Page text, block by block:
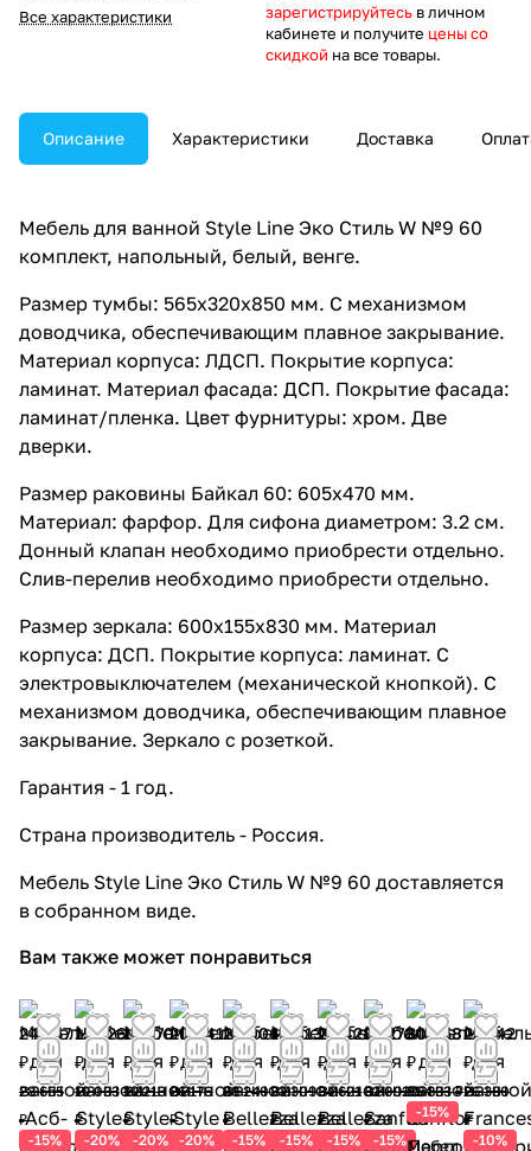
Все характеристики
зарегистрируйтесь в личном
кабинете и получите цены со
скидкой на все товары.
Описание Характеристики Доставка
Мебель для ванной Style Line Эко Стиль W №9 60
комплект, напольный, белый, венге.
Размер тумбы: 565x320x850 мм. С механизмом
доводчика, обеспечивающим плавное закрывание.
Материал корпуса: ЛДСП. Покрытие корпуса:
ламинат. Материал фасада: ДСП. Покрытие фасада:
ламинат/пленка. Цвет фурнитуры: хром. Две
дверки.
Размер раковины Байкал 60: 605x470 мм.
Материал: фарфор. Для сифона диаметром: 3.2 см.
Донный клапан необходимо приобрести отдельно.
Слив-перелив необходимо приобрести отдельно.
Размер зеркала: 600x155x830 мм. Материал
корпуса: ДСП. Покрытие корпуса: ламинат. С
электровыключателем (механической кнопкой). С
механизмом доводчика, обеспечивающим плавное
закрывание. Зеркало с розеткой.
Гарантия - 1 год.
Страна производитель - Россия.
Мебель Style Line Эко Стиль W №9 60 доставляется
в собранном виде.
Вам также может понравиться
24 357
₽
28 655
₽
-15%
15 226
₽
19 033
₽
-20%
15 370
₽
19 213
₽
-20%
20 941
₽
26 176
₽
-20%
24 004
₽
28 240
₽
-15%
19 813
₽
23 309
₽
-15%
29 428
₽
34 621
₽
-15%
27 278
₽
32 092
₽
-15%
30 458
₽
35 833 ₽
-15%
Мебел
23 742
₽
26 380
₽
-10%